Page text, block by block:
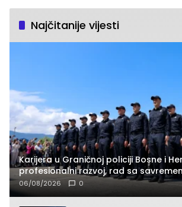
Najčitanije vijesti
Karijera u Graničnoj policiji Bosne i
profesionalni razvoj, rad sa
i služba građanima
06/08/2026 0